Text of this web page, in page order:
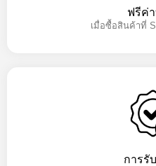
ฟรีค่
เมื่อซื้อสินค้าที่
การรั